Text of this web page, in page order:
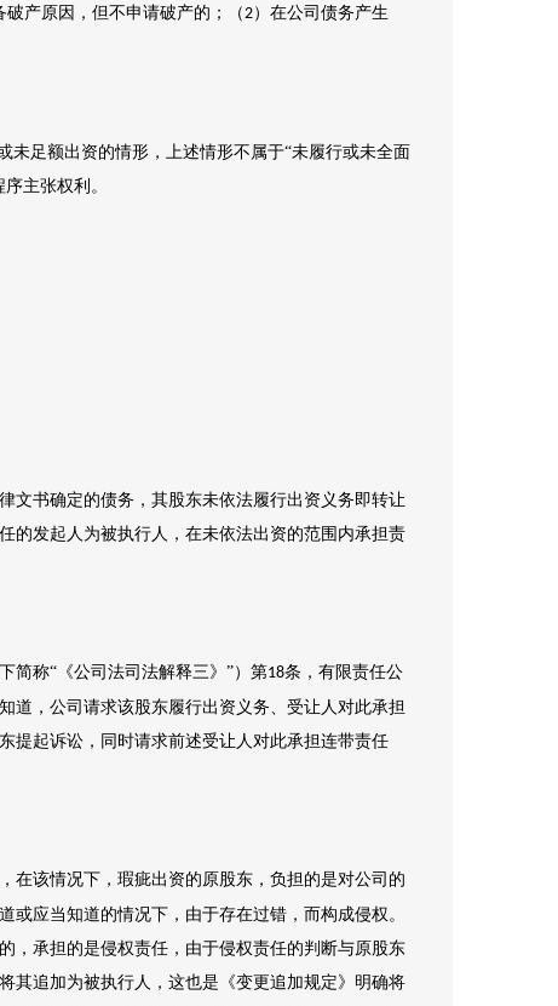
产原因，但不申请破产的；（2）在公司债务产生
未足额出资的情形，上述情形不属于“未履行或未全面
主张权利。
文书确定的债务，其股东未依法履行出资义务即转让
的发起人为被执行人，在未依法出资的范围内承担责
简称“《公司法司法解释三》”）第18条，有限责任公
道，公司请求该股东履行出资义务、受让人对此承担
提起诉讼，同时请求前述受让人对此承担连带责任
在该情况下，瑕疵出资的原股东，负担的是对公司的
应当知道的情况下，由于存在过错，而构成侵权。
，承担的是侵权责任，由于侵权责任的判断与原股东
其追加为被执行人，这也是《变更追加规定》明确将